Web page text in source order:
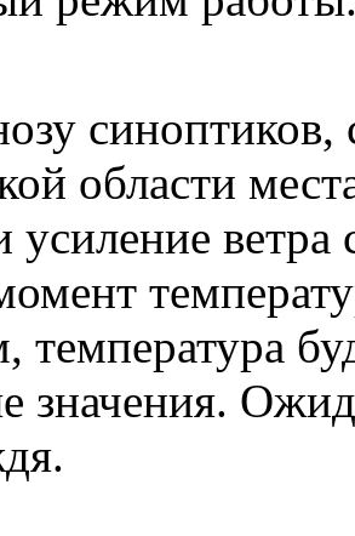
синоптиков,
области
усиление
температура
значения.